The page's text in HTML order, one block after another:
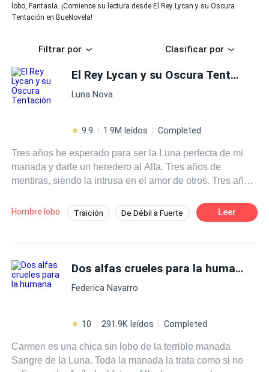
lobo, Fantasía. ¡Comience su lectura desde El Rey Lycan y su Oscura
Tentación en BueNovela!
Filtrar por Clasificar por
El Rey Lycan y su Oscura Tentación
Luna Nova
9.9 1.9M leídos Completed
Tres años he esperado para ser la Luna perfecta de mi
manada y darle un heredero al Alfa. Tres años de
mentiras, siendo la intrusa en el amor de otros. Tres años
que desfiguró mi rostro y destrozó mi vientre. Morir
capturada por mi propia manada o escapar y sobrevivir,
cruel que dirigía a los hombres lobos con mano de hierro,
me convertí en su doncella personal, la posición más
peligrosa, donde podía perder la cabeza en cualquier
me buscaría aquí. “Siempre sumisa, no hables, no
eran reglas simples a seguir y pensé estar haciéndolo
bien, hasta que un día, el Rey me hizo una proposición
Hombre lobo Traición De Débil a Fuerte
POV en primera persona
Leer
Dos alfas crueles para la humana
Federica Navarro
10 291.9K leídos Completed
Carmen es una chica sin lobo de la terrible manada
Sangre de la Luna. Toda la manada la trata como si no